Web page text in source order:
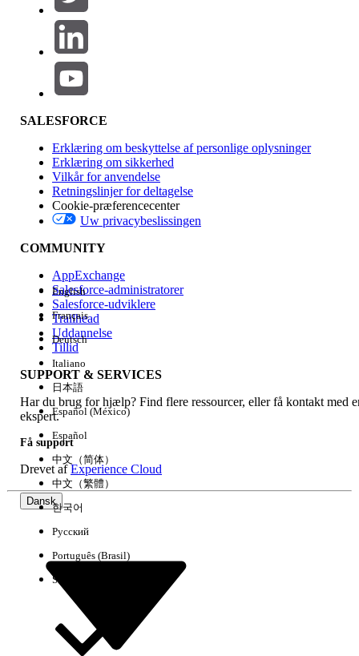
Produktområde
Funktionspåvirkning
Version
Experience
Ryd alle Udført
SALESFORCE
Erklæring om beskyttelse af personlige oplysninger
Erklæring om sikkerhed
Vilkår for anvendelse
Retningslinjer for deltagelse
Cookie-præferencecenter
Uw privacybeslissingen
COMMUNITY
AppExchange
Salesforce-administratorer
Salesforce-udviklere
Trailhead
Uddannelse
Tillid
SUPPORT & SERVICES
Har du brug for hjælp? Find flere ressourcer, eller få kontakt med
ekspert.
Få support
Drevet afExperience Cloud
Dansk
English
Français
Deutsch
Italiano
日本語
Español (México)
Español
中文（简体）
中文（繁體）
한국어
Русский
Português (Brasil)
Suomi